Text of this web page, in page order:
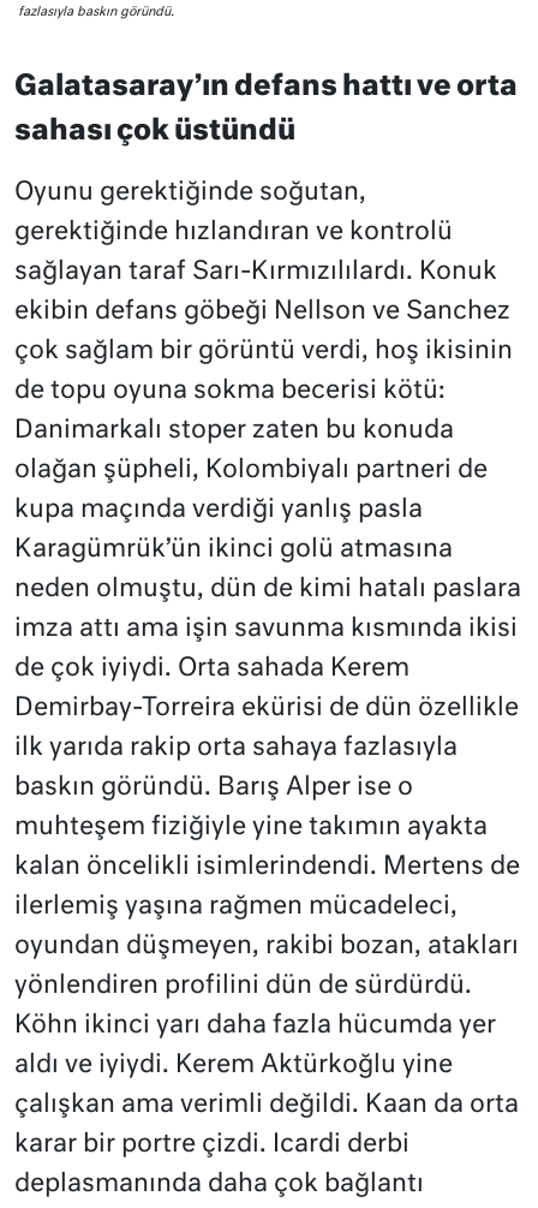
fazlasıyla baskın göründü.
Galatasaray’ın defans hattı ve orta
sahası çok üstündü
Oyunu gerektiğinde soğutan,
gerektiğinde hızlandıran ve kontrolü
sağlayan taraf Sarı-Kırmızılılardı. Konuk
ekibin defans göbeği Nellson ve Sanchez
çok sağlam bir görüntü verdi, hoş ikisinin
de topu oyuna sokma becerisi kötü:
Danimarkalı stoper zaten bu konuda
olağan şüpheli, Kolombiyalı partneri de
kupa maçında verdiği yanlış pasla
Karagümrük’ün ikinci golü atmasına
neden olmuştu, dün de kimi hatalı paslara
imza attı ama işin savunma kısmında ikisi
de çok iyiydi. Orta sahada Kerem
Demirbay-Torreira ekürisi de dün özellikle
ilk yarıda rakip orta sahaya fazlasıyla
baskın göründü. Barış Alper ise o
muhteşem fiziğiyle yine takımın ayakta
kalan öncelikli isimlerindendi. Mertens de
ilerlemiş yaşına rağmen mücadeleci,
oyundan düşmeyen, rakibi bozan, atakları
yönlendiren profilini dün de sürdürdü.
Köhn ikinci yarı daha fazla hücumda yer
aldı ve iyiydi. Kerem Aktürkoğlu yine
çalışkan ama verimli değildi. Kaan da orta
karar bir portre çizdi. Icardi derbi
deplasmanında daha çok bağlantı